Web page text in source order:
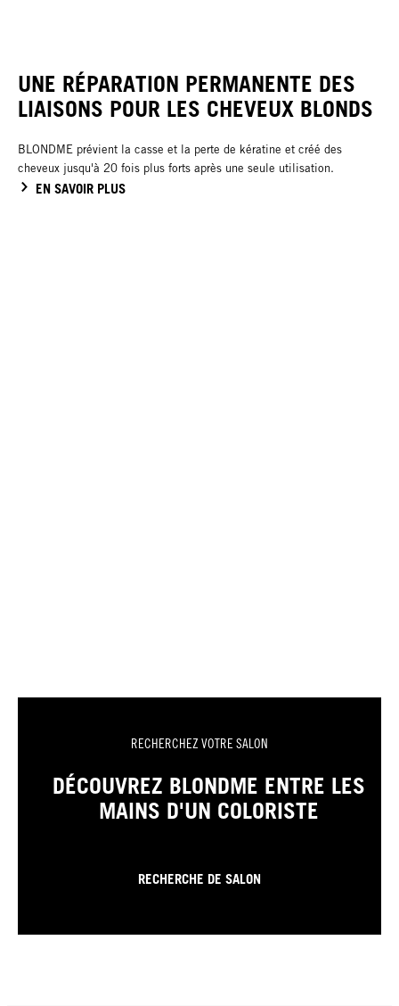
UNE RÉPARATION PERMANENTE DES
LIAISONS POUR LES CHEVEUX BLONDS
BLONDME prévient la casse et la perte de kératine et créé des
cheveux jusqu'à 20 fois plus forts après une seule utilisation.
EN SAVOIR PLUS
RECHERCHEZ VOTRE SALON
DÉCOUVREZ BLONDME ENTRE LES
MAINS D'UN COLORISTE
RECHERCHE DE SALON